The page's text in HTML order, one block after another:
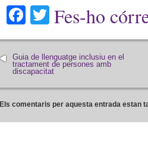
Facebook
Twitter
Fes-ho
Guia de llenguatge inclusiu en el
tractament de persones amb
discapacitat
Els comentaris per aquesta entrada estan